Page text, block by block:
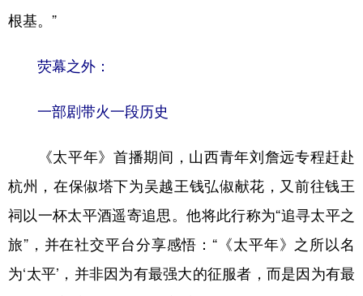
根基。”
荧幕之外：
一部剧带火一段历史
《太平年》首播期间，山西青年刘詹远专程赶赴
杭州，在保俶塔下为吴越王钱弘俶献花，又前往钱王
祠以一杯太平酒遥寄追思。他将此行称为“追寻太平之
旅”，并在社交平台分享感悟：“《太平年》之所以名
为‘太平’，并非因为有最强大的征服者，而是因为有最